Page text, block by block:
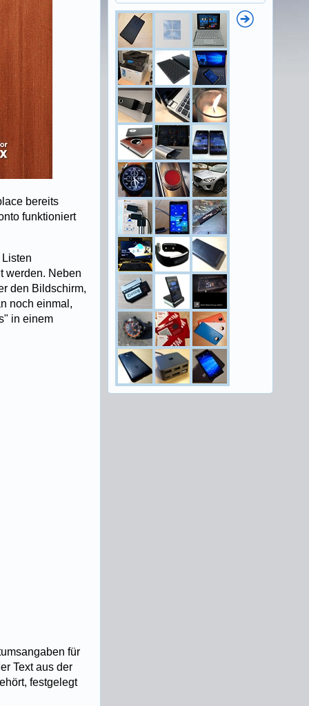
bereits
funktioniert
werden. Neben
den Bildschirm,
noch einmal,
in einem
für
Text aus der
festgelegt